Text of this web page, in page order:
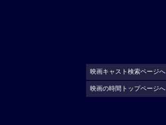
映画キャスト検索ページへ
映画の時間トップページへ